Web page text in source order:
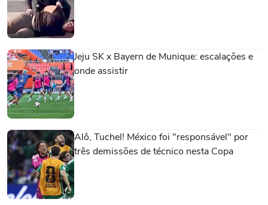
Falta cometida por Paik Seung-Ho
(Coreia do Sul).
Jefferson Valladares (El Salvador) sofre
uma falta no campo defensivo.
48'
Yang Hyun-Jun (Coreia do Sul) sofre
uma falta no campo defensivo.
49'
Finalização defendida no lado esquerdo
do gol. Hwang In-Beom (Coreia do Sul)
finalização com o pé direito de fora da
área. Jeju SK x Bayern de Munique: escalações e
onde assistir
Alô, Tuchel! México foi "responsável" por
três demissões de técnico nesta Copa